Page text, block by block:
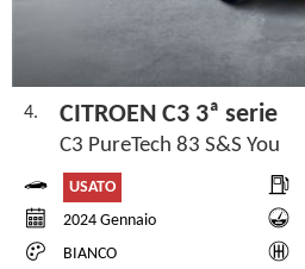
4. CITROEN C3 3ª serie
C3 PureTech 83 S&S You
USATO
2024 Gennaio
BIANCO